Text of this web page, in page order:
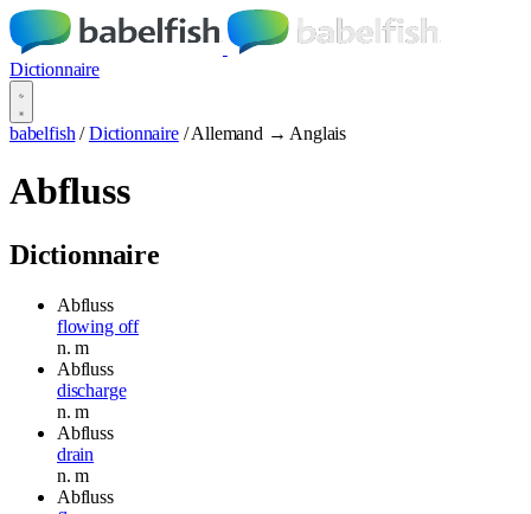
Dictionnaire
babelfish / Dictionnaire / Allemand → Anglais
Abfluss
Dictionnaire
Abfluss
flowing off
n.m
Abfluss
discharge
n.m
Abfluss
drain
n.m
Abfluss